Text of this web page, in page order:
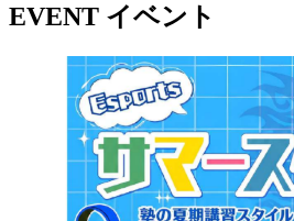
EVENT イベント